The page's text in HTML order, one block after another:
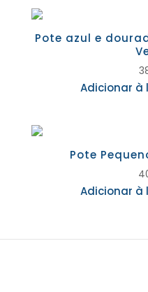
Pote azul e
Adicionar à
Pote
Adicionar à